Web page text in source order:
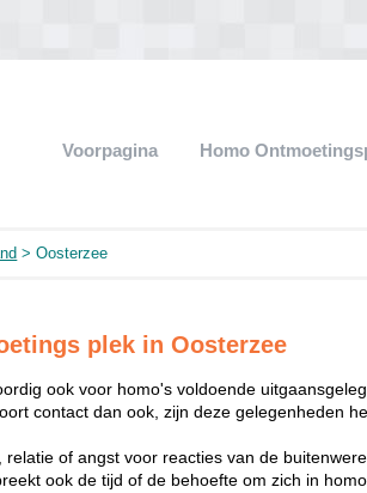
Voorpagina Homo
> Oosterzee
plek in Oosterzee
ook voor homo's voldoende
contact dan ook, zijn deze gelegenheden
relatie of angst voor reacties van de
ook de tijd of de behoefte om zich in